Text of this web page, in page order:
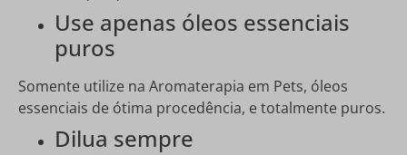
Use apenas óleos essenciais
puros
Somente utilize na Aromaterapia em Pets, óleos
essenciais de ótima procedência, e totalmente puros.
Dilua sempre